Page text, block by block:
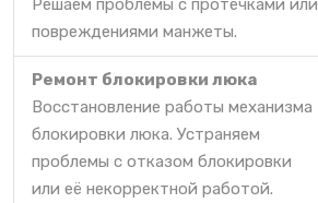
Решаем проблемы с протечками или
повреждениями манжеты.
Ремонт блокировки люка
Восстановление работы механизма
блокировки люка. Устраняем
проблемы с отказом блокировки
или её некорректной работой.